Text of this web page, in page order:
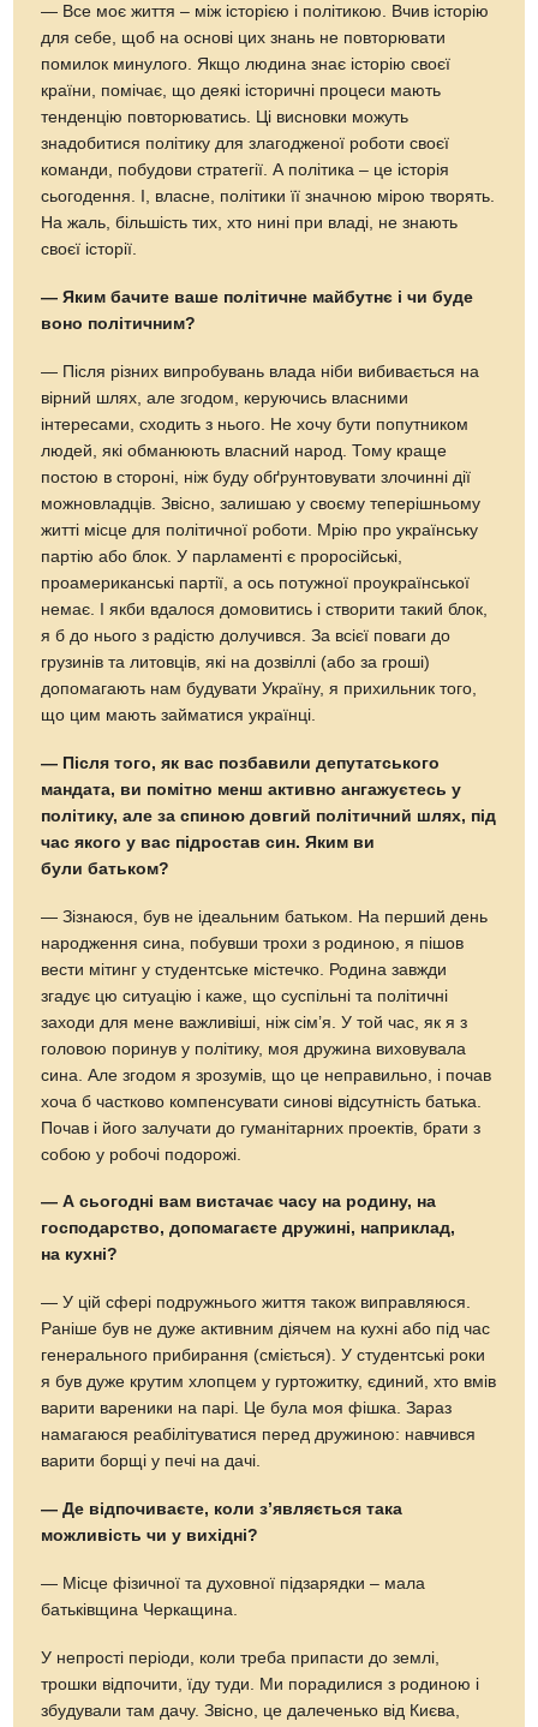
— Все моє життя – між історією і політикою. Вчив історію
для себе, щоб на основі цих знань не повторювати
помилок минулого. Якщо людина знає історію своєї
країни, помічає, що деякі історичні процеси мають
тенденцію повторюватись. Ці висновки можуть
знадобитися політику для злагодженої роботи своєї
команди, побудови стратегії. А політика – це історія
сьогодення. І, власне, політики її значною мірою творять.
На жаль, більшість тих, хто нині при владі, не знають
своєї історії.
— Яким бачите ваше політичне майбутнє і чи буде
воно політичним?
— Після різних випробувань влада ніби вибивається на
вірний шлях, але згодом, керуючись власними
інтересами, сходить з нього. Не хочу бути попутником
людей, які обманюють власний народ. Тому краще
постою в стороні, ніж буду обґрунтовувати злочинні дії
можновладців. Звісно, залишаю у своєму теперішньому
житті місце для політичної роботи. Мрію про українську
партію або блок. У парламенті є проросійські,
проамериканські партії, а ось потужної проукраїнської
немає. І якби вдалося домовитись і створити такий блок,
я б до нього з радістю долучився. За всієї поваги до
грузинів та литовців, які на дозвіллі (або за гроші)
допомагають нам будувати Україну, я прихильник того,
що цим мають займатися українці.
— Після того, як вас позбавили депутатського
мандата, ви помітно менш активно ангажуєтесь у
політику, але за спиною довгий політичний шлях, під
час якого у вас підростав син. Яким ви
були батьком?
— Зізнаюся, був не ідеальним батьком. На перший день
народження сина, побувши трохи з родиною, я пішов
вести мітинг у студентське містечко. Родина завжди
згадує цю ситуацію і каже, що суспільні та політичні
заходи для мене важливіші, ніж сім’я. У той час, як я з
головою поринув у політику, моя дружина виховувала
сина. Але згодом я зрозумів, що це неправильно, і почав
хоча б частково компенсувати синові відсутність батька.
Почав і його залучати до гуманітарних проектів, брати з
собою у робочі подорожі.
— А сьогодні вам вистачає часу на родину, на
господарство, допомагаєте дружині, наприклад,
на кухні?
— У цій сфері подружнього життя також виправляюся.
Раніше був не дуже активним діячем на кухні або під час
генерального прибирання (сміється). У студентські роки
я був дуже крутим хлопцем у гуртожитку, єдиний, хто вмів
варити вареники на парі. Це була моя фішка. Зараз
намагаюся реабілітуватися перед дружиною: навчився
варити борщі у печі на дачі.
— Де відпочиваєте, коли з’яв­ляється така
можливість чи у вихідні?
— Місце фізичної та духовної підзарядки – мала
батьківщина Черкащина.
У непрості періоди, коли треба припасти до землі,
трошки відпочити, їду туди. Ми порадилися з родиною і
збудували там дачу. Звісно, це далеченько від Києва,